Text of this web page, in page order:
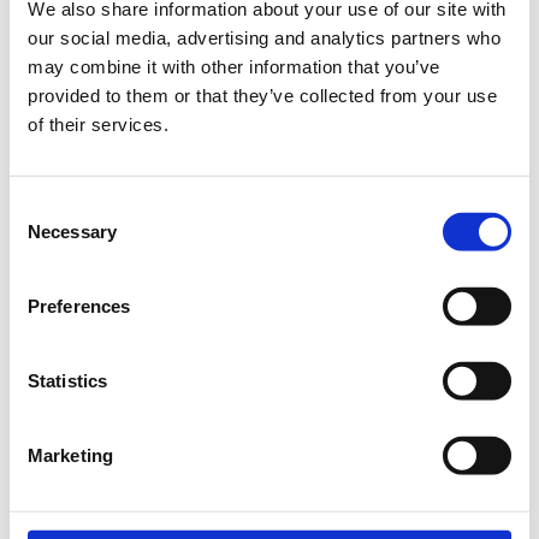
We also share information about your use of our site with
our social media, advertising and analytics partners who
may combine it with other information that you’ve
provided to them or that they’ve collected from your use
of their services.
Selection
Necessary
Preferences
Statistics
Marketing
Γενική Είσοδος | 02/07 Η περίοδος εγγραφών έχει λήξει.
Γενική Είσοδος | 03/07 Η περίοδος εγγραφών έχει λήξει.
ΣΗΜΑΝΤΙΚΕΣ ΠΛΗΡΟΦΟΡΙΕΣ ΓΙΑ ΤΗΝ ΕΚΔΟΣΗ ΔΕΛΤΙΩΝ
εισιτήρια σε κάθε εκδήλωση.
Τα εισιτήρια (δελτία εισόδου) λαμβάνονται σε μορφή PDF
Στην είσοδο, τα εισιτήρια ελέγχονται με ηλεκτρονικό